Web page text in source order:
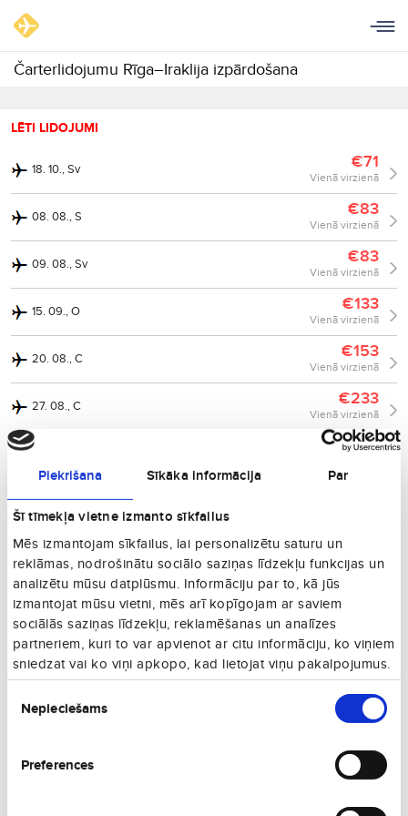
Piekrišana Sīkāka informācija Par
Šī tīmekļa vietne izmanto sīkfailus
Mēs izmantojam sīkfailus, lai personalizētu saturu un
reklāmas, nodrošinātu sociālo saziņas līdzekļu funkcijas un
analizētu mūsu datplūsmu. Informāciju par to, kā jūs
izmantojat mūsu vietni, mēs arī kopīgojam ar saviem
sociālās saziņas līdzekļu, reklamēšanas un analīzes
partneriem, kuri to var apvienot ar citu informāciju, ko viņiem
sniedzat vai ko viņi apkopo, kad lietojat viņu pakalpojumus.
izvēle
Nepieciešams
Preferences
Čarterlidojumu Rīga–Iraklija izpārdošana
LĒTI LIDOJUMI
18. 10., Sv €71
Vienā virzienā
08. 08., S €83
Vienā virzienā
09. 08., Sv €83
Vienā virzienā
15. 09., O €133
Vienā virzienā
20. 08., C €153
Vienā virzienā
27. 08., C €233
Vienā virzienā
€233
12. 09., S
19. 09., S €233
Vienā virzienā
€233
Vienā virzienā
03. 10., S €233
Vienā virzienā
€233
Vienā virzienā
€233
€233